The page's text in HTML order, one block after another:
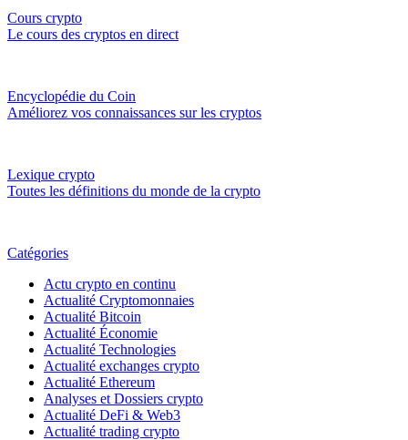
Cours crypto
Le cours des cryptos en direct
Encyclopédie du Coin
Améliorez vos connaissances sur les cryptos
Lexique crypto
Toutes les définitions du monde de la crypto
Catégories
Actu crypto en continu
Actualité Cryptomonnaies
Actualité Bitcoin
Actualité Économie
Actualité Technologies
Actualité exchanges crypto
Actualité Ethereum
Analyses et Dossiers crypto
Actualité DeFi & Web3
Actualité trading crypto